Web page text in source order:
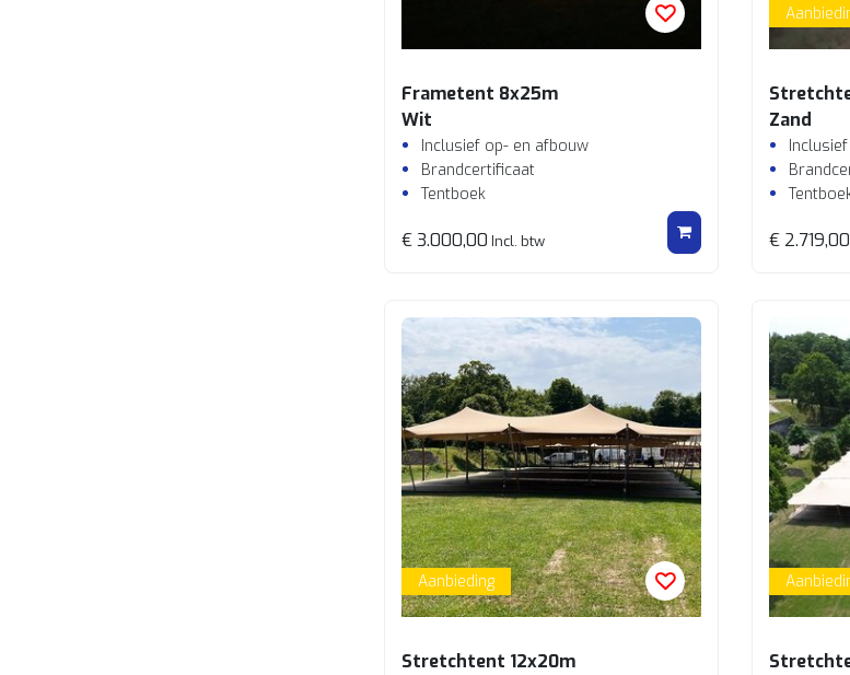
Frametent 8x25m
Wit
Inclusief op- en afbouw
Brandcertificaat
Tentboek
€ 3.000,00 Incl. btw
Zand
€ 2.719,00
Aanbieding
Stretchtent 12x20m